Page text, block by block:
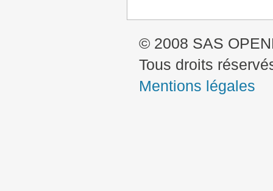
© 2008 SAS
Tous droits
Mentions légales